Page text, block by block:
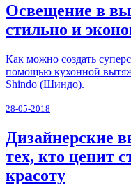
Освещение в
стильно и
Как можно создать
помощью кухонной
Shindo (Шиндо).
28-05-2018
Дизайнерские
тех, кто ценит
красоту